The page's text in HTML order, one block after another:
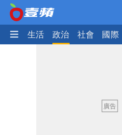
尚 生活 政治 社會 國際
UNIQLO涼感衣不